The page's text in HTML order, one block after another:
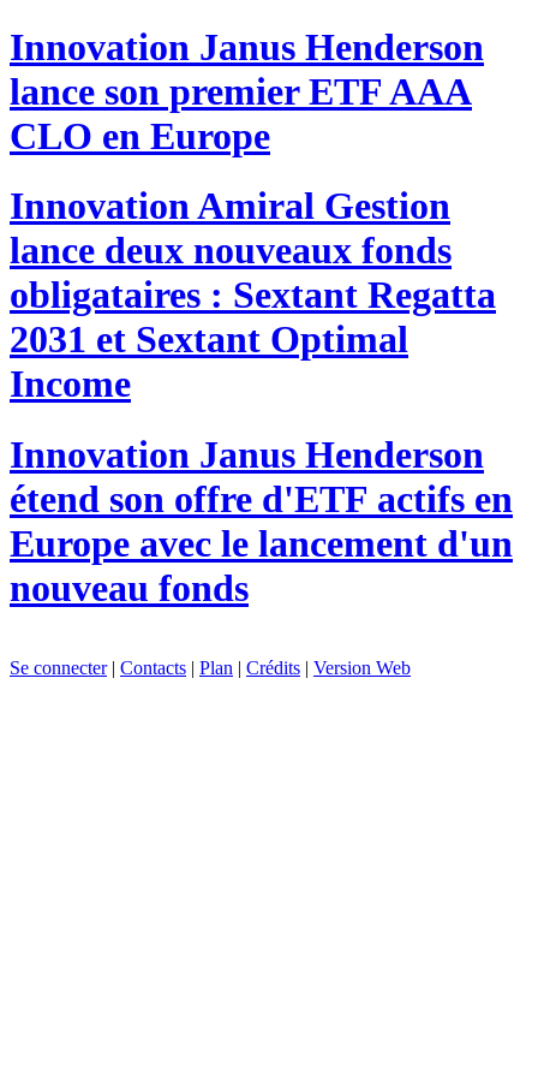
Innovation Janus Henderson
lance son premier ETF AAA
CLO en Europe
InnovationAmiral Gestion
lance deux nouveaux fonds
obligataires : Sextant Regatta
2031 et Sextant Optimal
Income
Innovation Janus Henderson
étend son offre d'ETF actifs en
Europe avec le lancement d'un
nouveau fonds
Se connecter| Contacts | Plan | Crédits | Version Web